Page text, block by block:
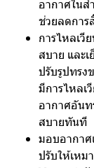
อากาศในส
ช่วยลดการ
การไหลเวี
สบาย และ
ปรับรูปทรง
มีการไหลเ
อากาศอัน
สบายทันที
มอบอากาศ
ปรับให้เหม